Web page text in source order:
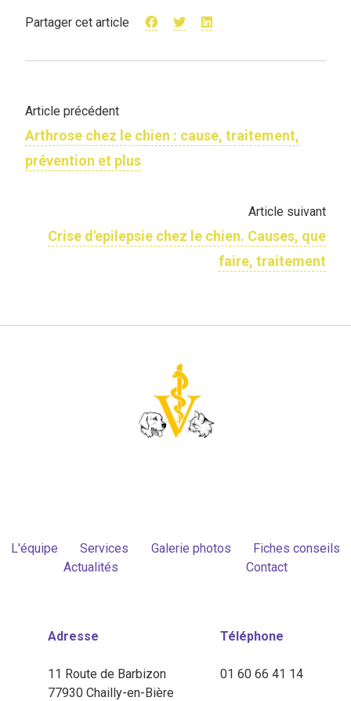
Partager cet article
Article précédent
Arthrose chez le chien : cause, traitement,
prévention et plus
Article suivant
Crise d'epilepsie chez le chien. Causes, que
faire, traitement
L'équipe Services Galerie photos
Fiches conseils
Actualités
Contact
Adresse
11 Route de Barbizon
77930 Chailly-en-Bière
Téléphone
01 60 66 41 14